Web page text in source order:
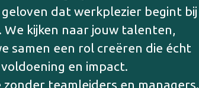
dat werkplezier begint bij
kijken naar jouw talenten,
samen een rol creëren die écht
en impact.
zonder teamleiders en managers.